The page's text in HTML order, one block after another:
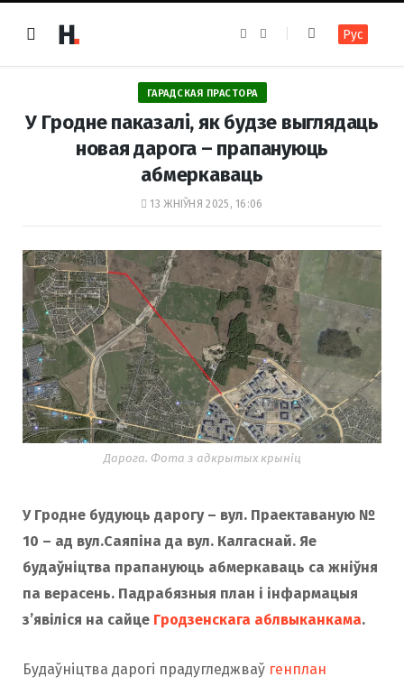
e
b
o
o
k
t
a
r
a
m
Рус
ГАРАДСКАЯ ПРАСТОРА
У Гродне паказалі, як будзе выглядаць
новая дарога – прапануюць
абмеркаваць
13 ЖНІЎНЯ 2025, 16:06
Дарога. Фота з адкрытых крыніц
У Гродне будуюць дарогу – вул. Праектаваную №
10 – ад вул.Саяпіна да вул. Калгаснай. Яе
будаўніцтва прапануюць абмеркаваць са жніўня
па верасень. Падрабязныя план і інфармацыя
з’явіліся на сайце Гродзенскага аблвыканкама.
Будаўніцтва дарогі прадугледжваў генплан